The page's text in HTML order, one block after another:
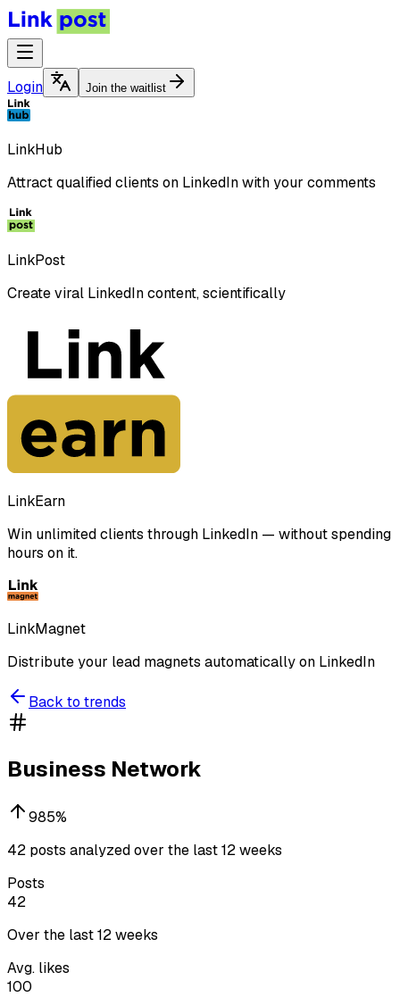
Login Join the waitlist
LinkHub
Attract qualified clients on LinkedIn with your comments
LinkPost
Create viral LinkedIn content, scientifically
LinkEarn
Win unlimited clients through LinkedIn — without spending
hours on it.
LinkMagnet
Distribute your lead magnets automatically on LinkedIn
Back to trends
Business Network
985%
42 posts analyzed over the last 12 weeks
Posts
42
Over the last 12 weeks
Avg. likes
100